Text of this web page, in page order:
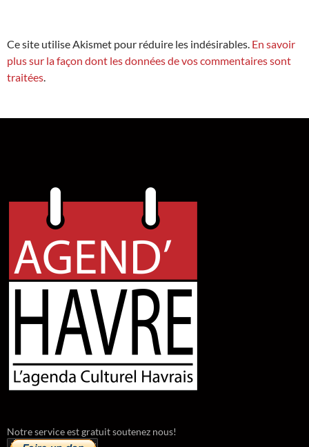
Ce site utilise Akismet pour réduire les indésirables. En savoir
plus sur la façon dont les données de vos commentaires sont
traitées.
Notre service est gratuit soutenez nous!